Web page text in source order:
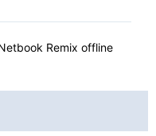
Remix offline